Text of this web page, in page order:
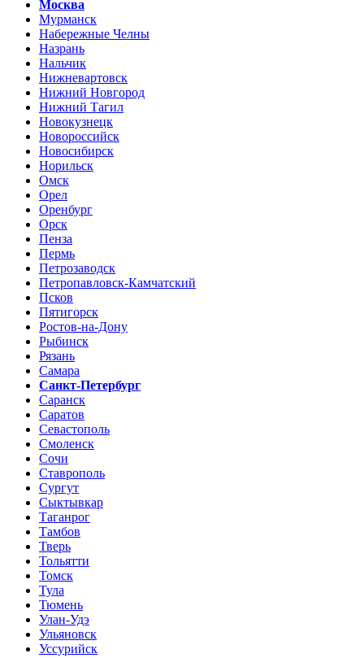
Москва
Мурманск
Набережные Челны
Назрань
Нальчик
Нижневартовск
Нижний Новгород
Нижний Тагил
Новокузнецк
Новороссийск
Новосибирск
Норильск
Омск
Орел
Оренбург
Орск
Пенза
Пермь
Петрозаводск
Петропавловск-Камчатский
Псков
Пятигорск
Ростов-на-Дону
Рыбинск
Рязань
Самара
Санкт-Петербург
Саранск
Саратов
Севастополь
Смоленск
Сочи
Ставрополь
Сургут
Сыктывкар
Таганрог
Тамбов
Тверь
Тольятти
Томск
Тула
Тюмень
Улан-Удэ
Ульяновск
Уссурийск